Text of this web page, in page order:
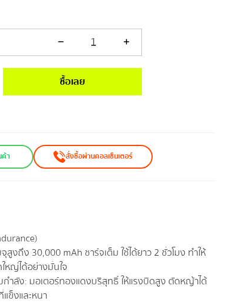
1
ซื้อเลย
า สั่งซื้อผ่านคอลเซ็นเตอร์
งถึง 30,000 mAh ชาร์จเต็ม ใช้ได้ยาว 2 ชั่วโมง ทำให้
ญ่ได้อย่างมั่นใจ
กำลัง: มอเตอร์ทองแดงบริสุทธิ์ ให้แรงบิดสูง ตัดหญ้าได้
ข็งและหนา